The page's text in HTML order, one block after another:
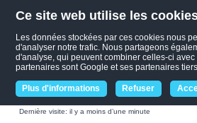
Ce site web utilise les
Les données stockées par ces cookies nous
d'analyser notre trafic. Nous partageons
d'analyse, qui peuvent combiner celles-ci
partenaires sont Google et ses partenaires tiers.
Plus d'informations Refuser
Dernière visite: il y a moins d’une minute